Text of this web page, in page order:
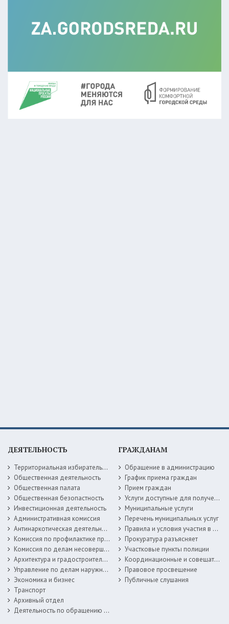
ДЕЯТЕЛЬНОСТЬ
Территориальная избирательная комиссия
Общественная деятельность
Общественная палата
Общественная безопастность
Инвестиционная деятельность
Административная комиссия
Антинаркотическая деятельность
Комиссия по профилактике правонарушений
Комиссия по делам несовершеннолетних
Архитектура и градостроительство
Управление по делам наружной рекламы
Экономика и бизнес
Транспорт
Архивный отдел
Деятельность по обращению с животными без владельцев
ГРАЖДАНАМ
Обращение в администрацию
График приема граждан
Прием граждан
Услуги доступные для получения в электронной форме
Муниципальные услуги
Перечень муниципальных услуг
Правила и условия участия в жилищных программах
Прокуратура разъясняет
Участковые пункты полиции
Координационные и совещательные органы
Правовое просвещение
Публичные слушания